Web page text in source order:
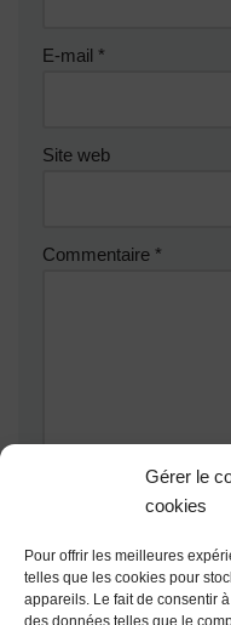
Gérer le
cookies
Pour offrir les meilleures
telles que les cookies pour
appareils. Le fait de consentir
des données telles que le
E-mail *
Site web
Commentaire *